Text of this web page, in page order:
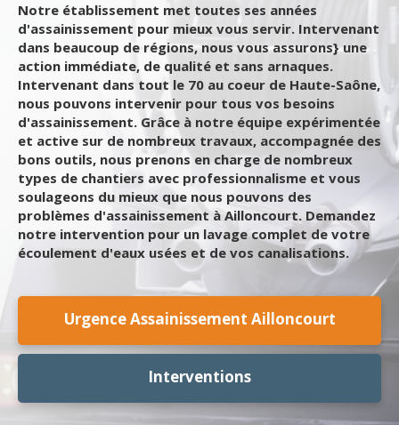
Notre établissement met toutes ses années
d'assainissement pour mieux vous servir. Intervenant
dans beaucoup de régions, nous vous assurons} une
action immédiate, de qualité et sans arnaques.
Intervenant dans tout le 70 au coeur de Haute-Saône,
nous pouvons intervenir pour tous vos besoins
d'assainissement. Grâce à notre équipe expérimentée
et active sur de nombreux travaux, accompagnée des
bons outils, nous prenons en charge de nombreux
types de chantiers avec professionnalisme et vous
soulageons du mieux que nous pouvons des
problèmes d'assainissement à Ailloncourt. Demandez
notre intervention pour un lavage complet de votre
écoulement d'eaux usées et de vos canalisations.
Urgence Assainissement Ailloncourt
Interventions